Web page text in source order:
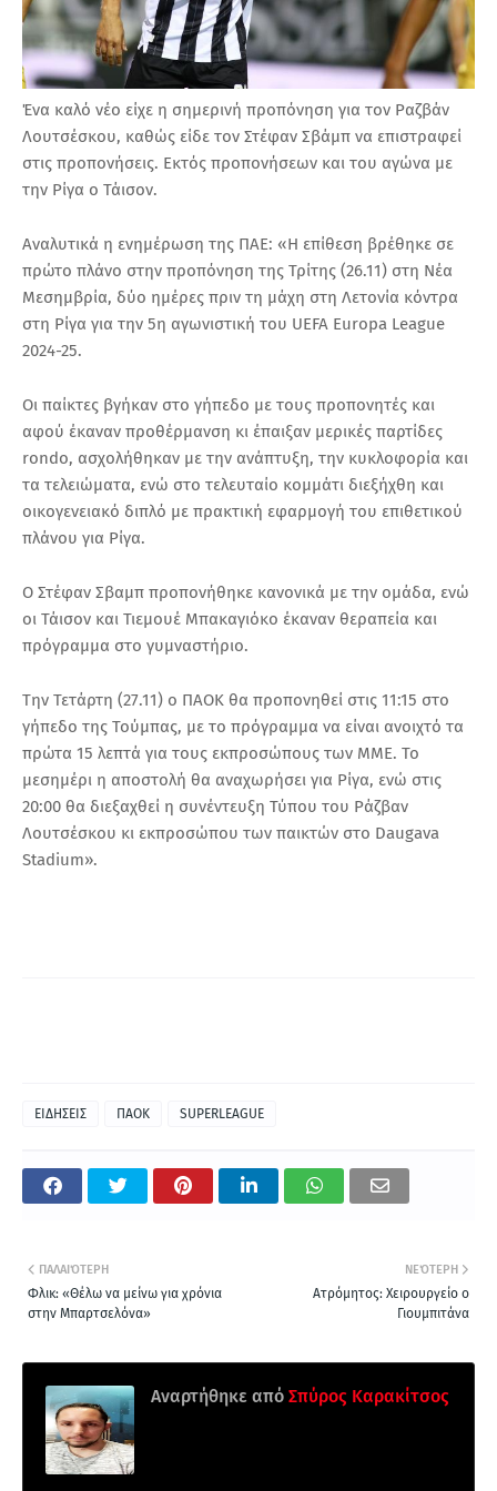
Ένα καλό νέο είχε η σημερινή προπόνηση για τον Ραζβάν
Λουτσέσκου, καθώς είδε τον Στέφαν Σβάμπ να επιστραφεί
στις προπονήσεις. Εκτός προπονήσεων και του αγώνα με
την Ρίγα ο Τάισον.
Αναλυτικά η ενημέρωση της ΠΑΕ: «Η επίθεση βρέθηκε σε
πρώτο πλάνο στην προπόνηση της Τρίτης (26.11) στη Νέα
Μεσημβρία, δύο ημέρες πριν τη μάχη στη Λετονία κόντρα
στη Ρίγα για την 5η αγωνιστική του UEFA Europa League
2024-25.
Οι παίκτες βγήκαν στο γήπεδο με τους προπονητές και
αφού έκαναν προθέρμανση κι έπαιξαν μερικές παρτίδες
rondo, ασχολήθηκαν με την ανάπτυξη, την κυκλοφορία και
τα τελειώματα, ενώ στο τελευταίο κομμάτι διεξήχθη και
οικογενειακό διπλό με πρακτική εφαρμογή του επιθετικού
πλάνου για Ρίγα.
Ο Στέφαν Σβαμπ προπονήθηκε κανονικά με την ομάδα, ενώ
οι Τάισον και Τιεμουέ Μπακαγιόκο έκαναν θεραπεία και
πρόγραμμα στο γυμναστήριο.
Την Τετάρτη (27.11) ο ΠΑΟΚ θα προπονηθεί στις 11:15 στο
γήπεδο της Τούμπας, με το πρόγραμμα να είναι ανοιχτό τα
πρώτα 15 λεπτά για τους εκπροσώπους των ΜΜΕ. Το
μεσημέρι η αποστολή θα αναχωρήσει για Ρίγα, ενώ στις
20:00 θα διεξαχθεί η συνέντευξη Τύπου του Ράζβαν
Λουτσέσκου κι εκπροσώπου των παικτών στο Daugava
Stadium».
ΕΙΔΗΣΕΙΣ ΠΑΟΚ SUPERLEAGUE
ΝΕΌΤΕΡΗ
Ατρόμητος: Χειρουργείο ο
Γιουμπιτάνα
ΠΑΛΑΙΌΤΕΡΗ
Φλικ: «Θέλω να μείνω για χρόνια
στην Μπαρτσελόνα»
Αναρτήθηκε από Σπύρος Καρακίτσος